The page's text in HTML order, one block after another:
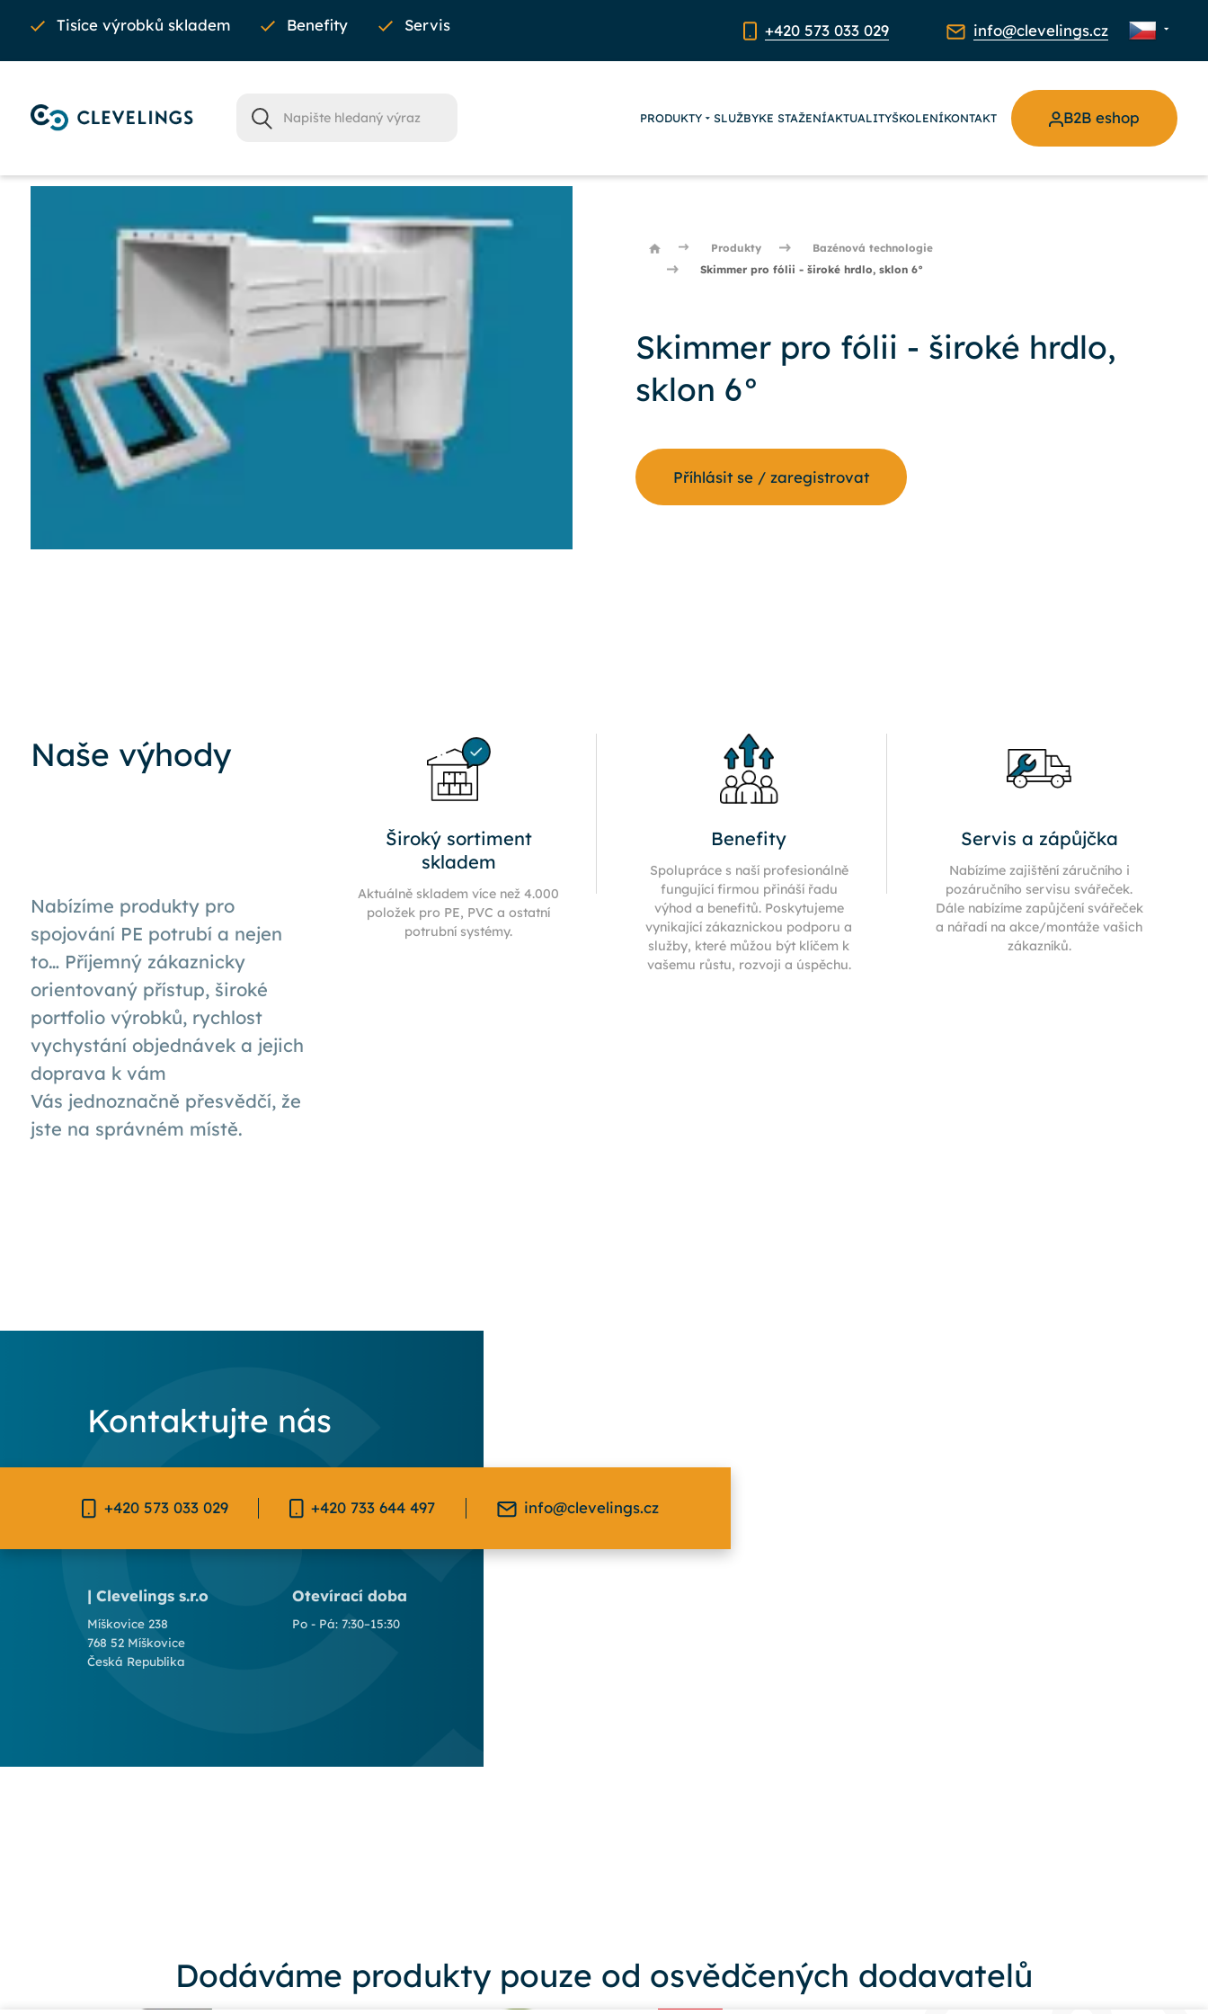
Tisíce výrobků skladem Benefity Servis +420 573 033 029 info@clevelings.cz
PRODUKTY SLUŽBYKE STAŽENÍAKTUALITYŠKOLENÍKONTAKT B2B eshop
Produkty
Bazénová technologie
Skimmer pro fólii - široké hrdlo, sklon 6°
Skimmer pro fólii - široké hrdlo,
sklon 6°
Příhlásit se / zaregistrovat
Naše výhody
Nabízíme produkty pro
spojování PE potrubí a nejen
to… Příjemný zákaznicky
orientovaný přístup, široké
portfolio výrobků, rychlost
vychystání objednávek a jejich
doprava k vám
Vás jednoznačně přesvědčí, že
jste na správném místě.
Široký sortiment
skladem
Aktuálně skladem více než 4.000
položek pro PE, PVC a ostatní
potrubní systémy.
Benefity
Spolupráce s naší profesionálně
fungující firmou přináší řadu
výhod a benefitů. Poskytujeme
vynikající zákaznickou podporu a
služby, které můžou být klíčem k
vašemu růstu, rozvoji a úspěchu.
Servis a zápůjčka
Nabízíme zajištění záručního i
pozáručního servisu svářeček.
Dále nabízíme zapůjčení svářeček
a nářadí na akce/montáže vašich
zákazníků.
Kontaktujte nás
+420 573 033 029 +420 733 644 497 info@clevelings.cz
| Clevelings s.r.o
Míškovice 238
768 52 Míškovice
Česká Republika
Otevírací doba
Po - Pá: 7:30–15:30
Dodáváme produkty pouze od osvědčených dodavatelů